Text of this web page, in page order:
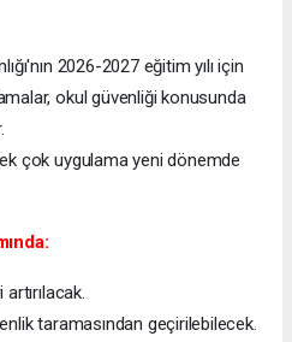
2026-2027 eğitim yılı için
okul güvenliği konusunda
çok uygulama yeni dönemde
taramasından geçirilebilecek.